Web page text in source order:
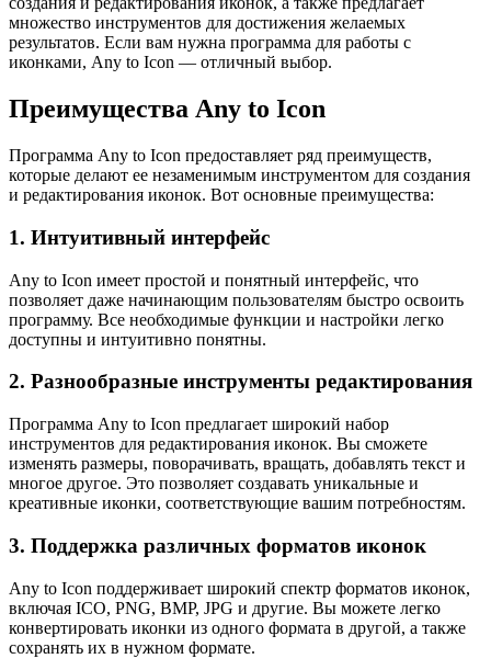
множество инструментов для достижения желаемых
результатов. Если вам нужна программа для работы с
иконками, Any to Icon — отличный выбор.
Преимущества Any to Icon
Программа Any to Icon предоставляет ряд преимуществ,
которые делают ее незаменимым инструментом для создания
и редактирования иконок. Вот основные преимущества:
1. Интуитивный интерфейс
Any to Icon имеет простой и понятный интерфейс, что
позволяет даже начинающим пользователям быстро освоить
программу. Все необходимые функции и настройки легко
доступны и интуитивно понятны.
2. Разнообразные инструменты редактирования
Программа Any to Icon предлагает широкий набор
инструментов для редактирования иконок. Вы сможете
изменять размеры, поворачивать, вращать, добавлять текст и
многое другое. Это позволяет создавать уникальные и
креативные иконки, соответствующие вашим потребностям.
3. Поддержка различных форматов иконок
Any to Icon поддерживает широкий спектр форматов иконок,
включая ICO, PNG, BMP, JPG и другие. Вы можете легко
конвертировать иконки из одного формата в другой, а также
сохранять их в нужном формате.